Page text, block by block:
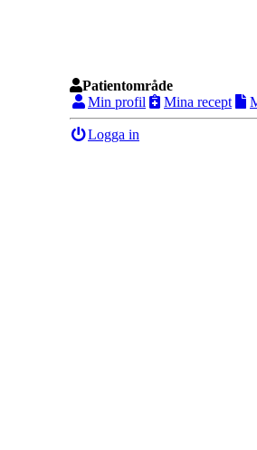
Patientområde
Min profil Mina recept
Logga in